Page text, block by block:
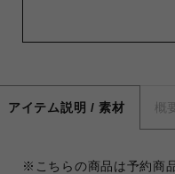
アイテム説明 / 素材 概要
※こちらの商品は予約商